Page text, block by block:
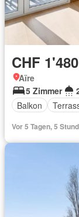
CHF
Aïre
5 Zimmer
Balkon
Vor 5 Tagen, 5